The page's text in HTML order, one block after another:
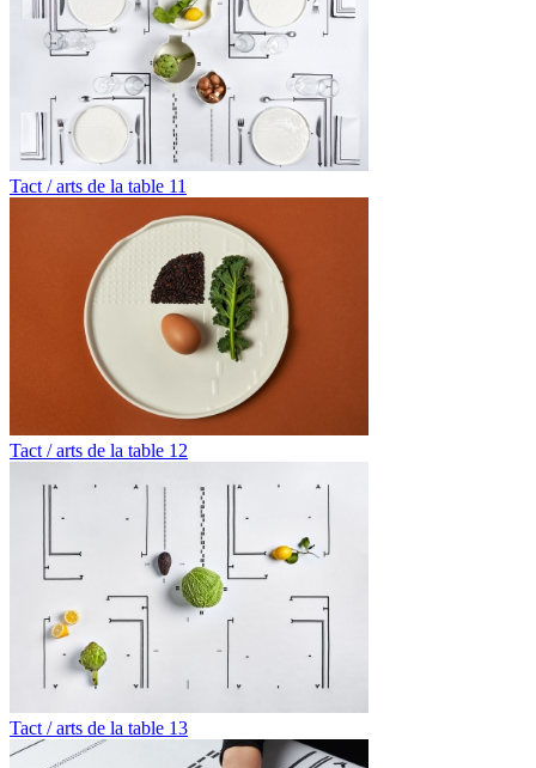
Tact / arts de la table 11
Tact / arts de la table 12
Tact / arts de la table 13